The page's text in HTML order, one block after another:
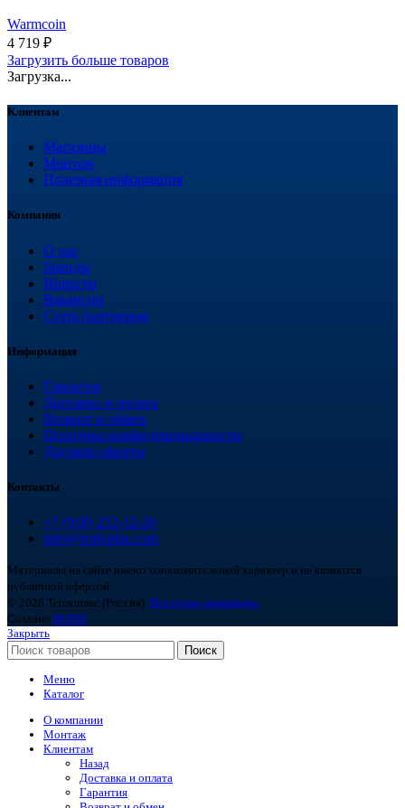
Warmcoin
4 719 ₽
Загрузить больше товаров
Загрузка...
Клиентам
Магазины
Монтаж
Полезная информация
Компания
О нас
Бренды
Новости
Вакансии
Стать партнером
Информация
Гарантия
Доставка и оплата
Возврат и обмен
Политика конфиденциальности
Договор оферты
Контакты
+7 (918) 252-12-26
info@teploplas.com
Материалы на сайте имеют ознакомительный характер и не являются
публичной офертой.
© 2026 Теплоплас (Россия). Все права защищены.
Создано BOND
Закрыть
Поиск
Меню
Каталог
О компании
Монтаж
Клиентам
Назад
Доставка и оплата
Гарантия